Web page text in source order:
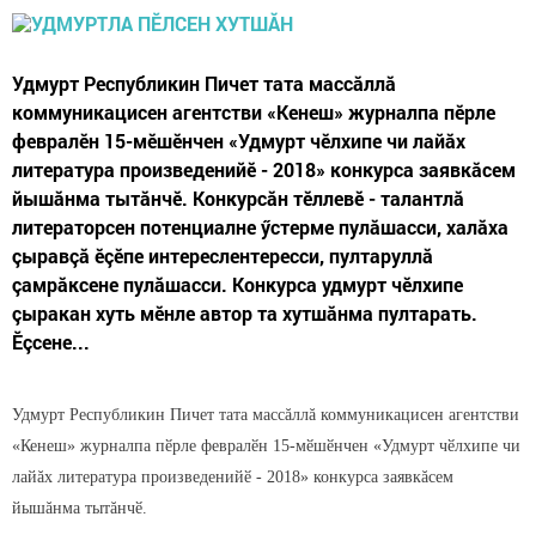
Удмурт Республикин Пичет тата массăллă
коммуникацисен агентстви «Кенеш» журналпа пӗрле
февралӗн 15-мӗшӗнчен «Удмурт чӗлхипе чи лайăх
литература произведенийӗ - 2018» конкурса заявкăсем
йышăнма тытăнчӗ. Конкурсăн тӗллевӗ - талантлă
литераторсен потенциалне ӳстерме пулăшасси, халăха
çыравçă ӗçӗпе интереслентересси, пултаруллă
çамрăксене пулăшасси. Конкурса удмурт чӗлхипе
çыракан хуть мӗнле автор та хутшăнма пултарать.
Ӗçсене...
Удмурт Республикин Пичет тата массăллă коммуникацисен агентстви
«Кенеш» журналпа пӗрле февралӗн 15-мӗшӗнчен «Удмурт чӗлхипе чи
лайăх литература произведенийӗ - 2018» конкурса заявкăсем
йышăнма тытăнчӗ.